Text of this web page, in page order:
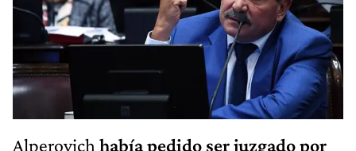
Alperovich había pedido ser juzgado por